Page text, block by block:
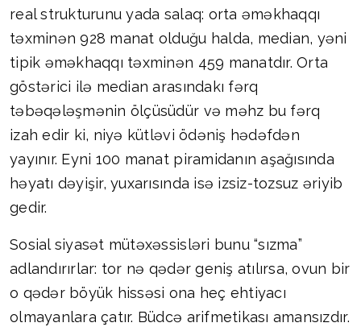
real strukturunu yada salaq: orta əməkhaqqı
təxminən 928 manat olduğu halda, median, yəni
tipik əməkhaqqı təxminən 459 manatdır. Orta
göstərici ilə median arasındakı fərq
təbəqələşmənin ölçüsüdür və məhz bu fərq
izah edir ki, niyə kütləvi ödəniş hədəfdən
yayınır. Eyni 100 manat piramidanın aşağısında
həyatı dəyişir, yuxarısında isə izsiz-tozsuz əriyib
gedir.
Sosial siyasət mütəxəssisləri bunu “sızma”
adlandırırlar: tor nə qədər geniş atılırsa, ovun bir
o qədər böyük hissəsi ona heç ehtiyacı
olmayanlara çatır. Büdcə arifmetikası amansızdır.